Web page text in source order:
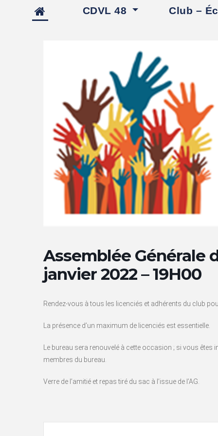
CDVL 48 Club –
Assemblée Générale
janvier 2022 – 19H00
Rendez-vous à tous les licenciés et adhérents du club
La présence d’un maximum de licenciés est essentielle.
Le bureau sera renouvelé à cette occasion ; si vous
membres du bureau.
Verre de l’amitié et repas tiré du sac à l’issue de l’AG.